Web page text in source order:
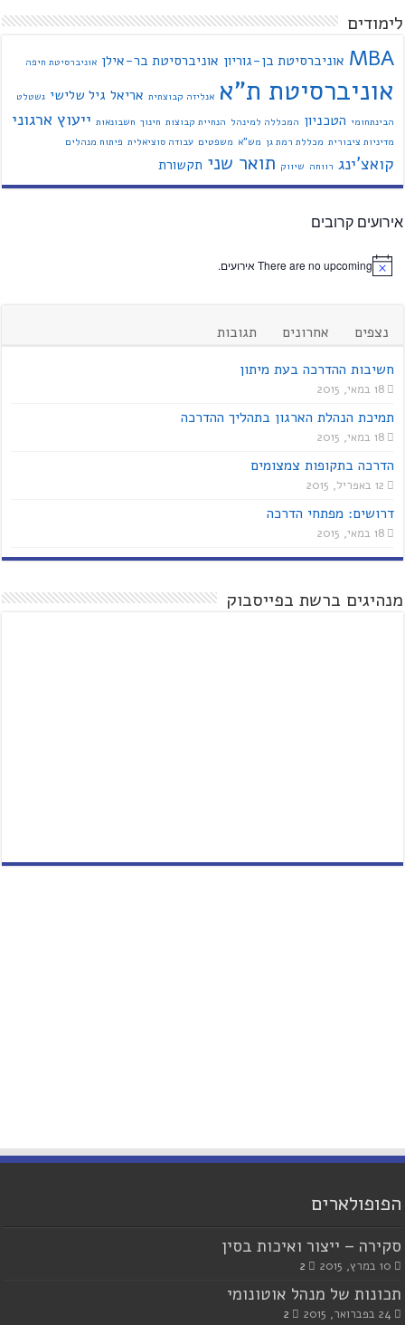
לימודים
MBA אוניברסיטת בן-גוריון אוניברסיטת בר-אילן אוניברסיטת חיפה
אוניברסיטת ת"א אנליזה קבוצתית אריאל גיל שלישי גשטלט
הבינתחומי הטכניון המכללה למינהל הנחיית קבוצות חינוך חשבונאות ייעוץ ארגוני
מדיניות ציבורית מכללת רמת גן מש"א משפטים עבודה סוציאלית פיתוח מנהלים
קואצ'ינג רווחה שיווק תואר שני תקשורת
אירועים קרובים
There are no upcoming אירועים.
נצפים אחרונים
תגובות
חשיבות ההדרכה בעת מיתון
18 במאי, 2015
תמיכת הנהלת הארגון בתהליך ההדרכה
18 במאי, 2015
הדרכה בתקופות צמצומים
12 באפריל, 2015
דרושים: מפתחי הדרכה
18 במאי, 2015
מנהיגים ברשת בפייסבוק
הפופולארים
סקירה – ייצור ואיכות בסין
10 במרץ, 2015 2
תכונות של מנהל אוטונומי
24 בפברואר, 2015 2